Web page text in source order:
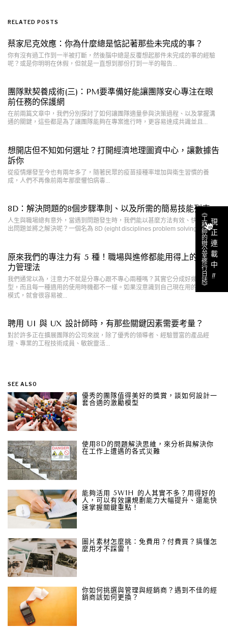
RELATED POSTS
蔡家尼克效應：你為什麼總是惦記著那些未完成的事？
你有沒有過工作到一半被打斷，然後腦中總是反覆想起那件未完成的事的經驗
呢？或是你明明在休假，但就是一直想到那份打到一半的報告...
團隊默契養成術(三)：PM要準備好能讓團隊安心專注在眼
前任務的保護網
在前兩篇文章中，我們分別探討了如何讓團隊適量參與決策過程、以及掌握溝
通的關鍵，這些都是為了讓團隊能夠在專案進行時，更容易達成共識並且...
想開店但不知如何選址？打開經濟地理圖資中心，讓數據告
訴你
從疫情爆發至今也有兩年多了，隨著民眾的疫苗接種率增加與衛生習慣的養
成，人們不再像前兩年那麼懼怕病毒...
8D：解決問題的8個步驟準則、以及所需的簡易技能列表
人生與職場總有意外，當遇到問題發生時，我們能以甚麼方法有效、快速地找
出問題並將之解決呢？一個名為 8D (eight disciplines problem solving) 的...
原來我們的專注力有 5 種！職場與進修都能用得上的注意
力管理法
我們通常以為，注意力不就是分專心跟不專心兩種嗎？其實它分成好幾種類
型，而且每一種適用的使用時機都不一樣。如果沒意識到自己現在用的是哪種
模式，就會很容易被...
聘用 UI 與 UX 設計師時，有那些關鍵因素需要考量？
對於許多正在擴展團隊的公司來說，除了優秀的領導者、經驗豐富的產品經
理、專業的工程技術成員、敏銳靈活...
SEE ALSO
優秀的團隊值得美好的獎賞，談如何設計一
套合適的激勵模型
使用8D的問題解決思維，來分析與解決你
在工作上遭遇的各式災難
能夠活用 5W1H 的人其實不多？用得好的
人，可以有效讓規劃能力大幅提升、還能快
速掌握關鍵重點！
圖片素材怎麼挑：免費用？付費買？搞懂怎
麼用才不踩雷！
你如何挑選與管理與經銷商？遇到不佳的經
銷商該如何更換？
現正連載中
‼︎
《工程師的辦公室修行日誌》